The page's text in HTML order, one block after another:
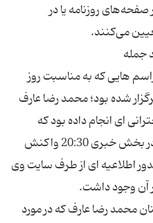
صفحه‌هاى روزنامه یا در
هایی که به مناسبت روز
شده بود؛ محمد رضا عارف
ای انجام داده بود که
گزینش بخش هایی از حرفهایش در بخش خبری 20:30 واکنش
اطلاعیه ای از طرف سایت وی
محمد رضا عارف که در مورد